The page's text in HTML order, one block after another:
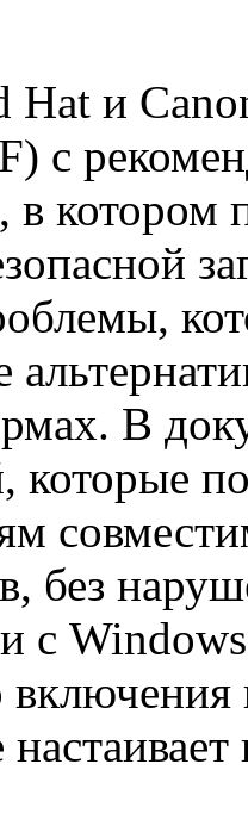
и
с
в котором
В
которые
без
с